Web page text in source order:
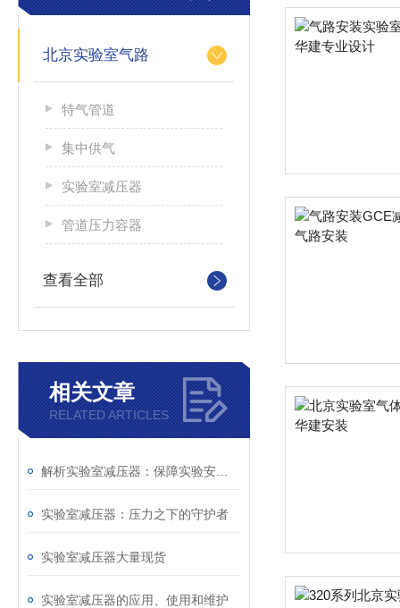
北京实验室气路
特气管道
集中供气
实验室减压器
管道压力容器
查看全部
相关文章
RELATED ARTICLES
实验室减压器：压力之下的守护者
实验室减压器大量现货
实验室减压器的应用、使用和维护